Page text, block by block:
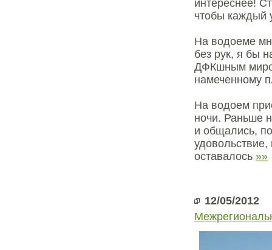
интереснее!
чтобы каждый
На водоеме
без рук, я бы
ДФКшным
намеченному
На водоем
ночи. Раньше
и общались,
удовольствие,
оставалось »»
12/05/2012